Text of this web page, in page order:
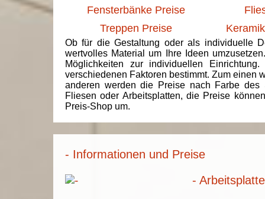
Fensterbänke Preise
Treppen Preise
Ob für die Gestaltung oder als individuelle
wertvolles Material um Ihre Ideen
Möglichkeiten zur individuellen
verschiedenen Faktoren bestimmt. Zum einen
anderen werden die Preise nach Farbe des
Fliesen oder Arbeitsplatten, die Preise
Preis-Shop um.
- Informationen und Preise
-